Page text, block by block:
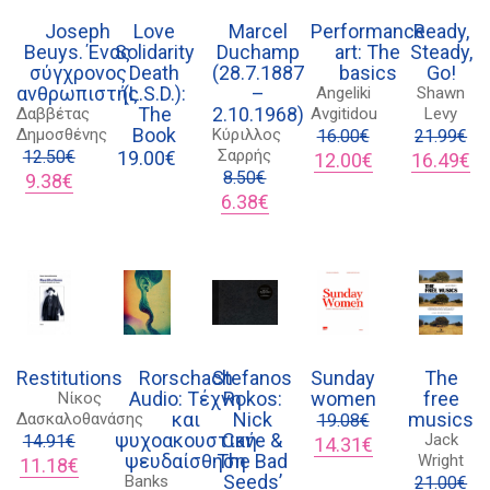
Joseph
Beuys. Ένας
σύγχρονος
ανθρωπιστής
Δαββέτας
Δημοσθένης
12.50€
Original
price
9.38€Η
τρέχουσα
Love
Solidarity
Death
(L.S.D.):
The
Book
19.00€
Marcel
Duchamp
(28.7.1887
–
2.10.1968)
Κύριλλος
Σαρρής
8.50€
Original
price
6.38€Η
τρέχουσα
6.38€.
Performance
art: The
basics
Angeliki
Avgitidou
16.00€
Original
price
12.00€Η
τρέχουσα
Ready,
Steady,
Go!
Shawn
Levy
21.99€
Original
price
16.49€
Restitutions
Νίκος
Δασκαλοθανάσης
14.91€
Original
price
11.18€Η
τρέχουσα
Rorschach
Audio: Τέχνη
και
ψυχοακουστική
ψευδαίσθηση
Banks
Stefanos
Rokos:
Nick
Cave &
The Bad
Seeds’
Sunday
women
19.08€
Original
price
14.31€Η
τρέχουσα
The
free
musics
Jack
Wright
21.00€
Διδότου 34, Αθήνα 106 80